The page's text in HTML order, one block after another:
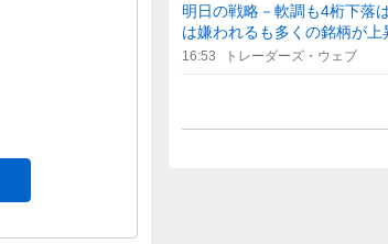
明日の戦略－軟調も4桁下落
は嫌われるも多くの銘柄が上
16:53 トレーダーズ・ウェブ